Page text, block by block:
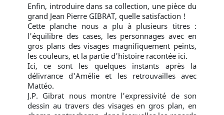
Enfin, introduire dans sa collection, une pièce du
grand Jean Pierre GIBRAT, quelle satisfaction !
Cette planche nous a plu à plusieurs titres :
l'équilibre des cases, les personnages avec en
gros plans des visages magnifiquement peints,
les couleurs, et la partie d'histoire racontée ici.
Ici, ce sont les quelques instants après la
délivrance d'Amélie et les retrouvailles avec
Mattéo.
J.P. Gibrat nous montre l'expressivité de son
dessin au travers des visages en gros plan, en